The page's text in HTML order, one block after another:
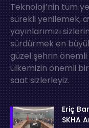
Teknoloji’nin tüm
sürekli yenilemek,
yayınlarımızı
sürdürmek en
güzel şehrin
ülkemizin önemli
saat sizlerleyiz.
Eriç
SKHA